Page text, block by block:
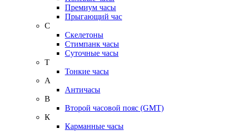
Премиум часы
Прыгающий час
С
Скелетоны
Стимпанк часы
Суточные часы
Т
Тонкие часы
А
Античасы
В
Второй часовой пояс (GMT)
К
Карманные часы